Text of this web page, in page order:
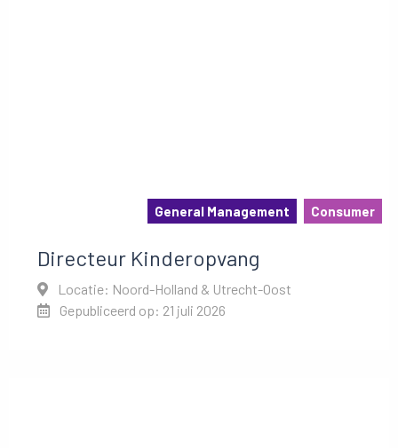
General Management Consumer
Directeur Kinderopvang
Locatie: Noord-Holland & Utrecht-Oost
Gepubliceerd op: 21 juli 2026